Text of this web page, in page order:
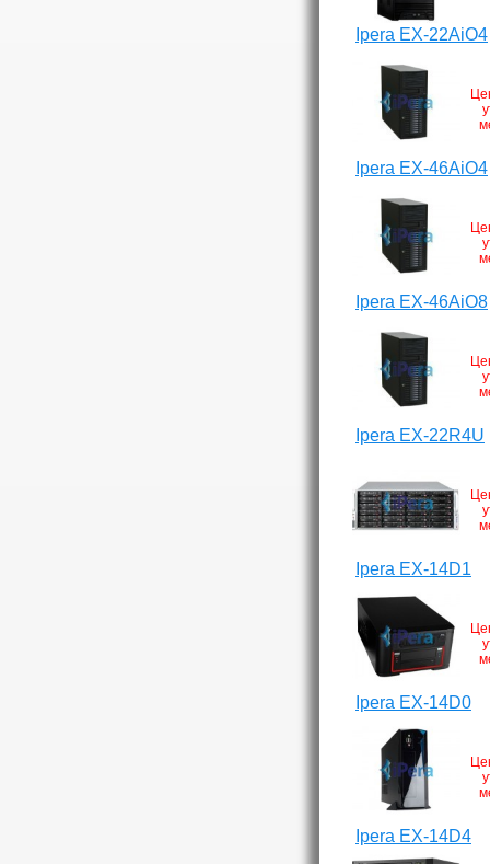
Ipera EX-22AiO4
Ipera EX-46AiO4
Ipera EX-46AiO8
Ipera EX-22R4U
Ipera EX-14D1
Ipera EX-14D0
Ipera EX-14D4